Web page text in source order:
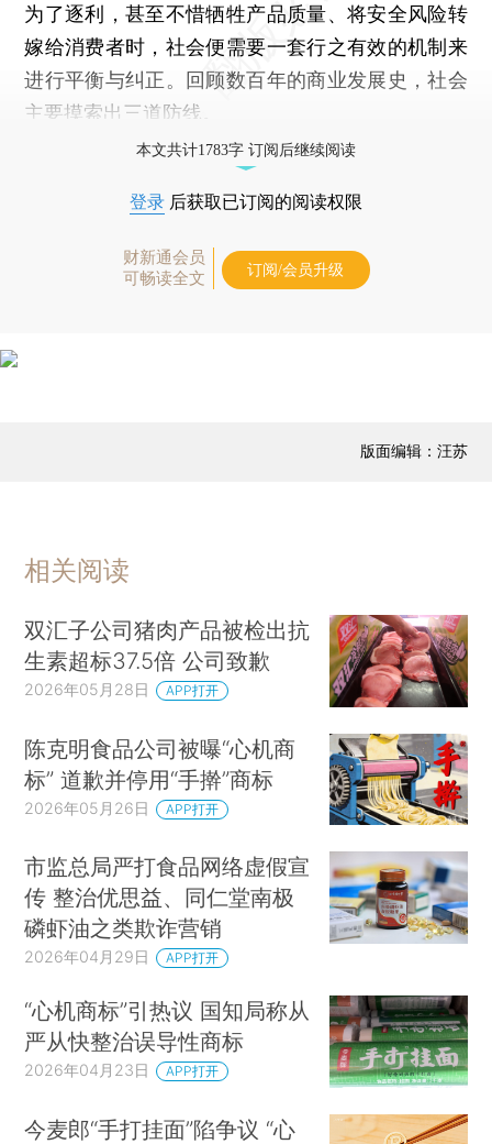
为了逐利，甚至不惜牺牲产品质量、将安全风险转
嫁给消费者时，社会便需要一套行之有效的机制来
进行平衡与纠正。回顾数百年的商业发展史，社会
主要摸索出三道防线。
本文共计1783字 订阅后继续阅读
登录 后获取已订阅的阅读权限
财新通会员
可畅读全文
订阅/会员升级
版面编辑：汪苏
相关阅读
双汇子公司猪肉产品被检出抗
生素超标37.5倍 公司致歉
2026年05月28日 APP打开
陈克明食品公司被曝“心机商
标” 道歉并停用“手擀”商标
2026年05月26日 APP打开
市监总局严打食品网络虚假宣
传 整治优思益、同仁堂南极
磷虾油之类欺诈营销
2026年04月29日 APP打开
“心机商标”引热议 国知局称从
严从快整治误导性商标
2026年04月23日 APP打开
今麦郎“手打挂面”陷争议 “心